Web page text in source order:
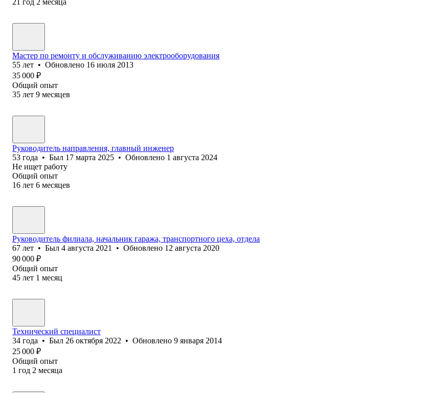
Мастер по ремонту и обслуживанию электрооборудования
55 лет • Обновлено 16 июля 2013
35 000 ₽
Общий опыт
35 лет 9 месяцев
Руководитель направления, главный инженер
53 года • Был 17 марта 2025 • Обновлено 1 августа 2024
Не ищет работу
Общий опыт
16 лет 6 месяцев
Руководитель филиала, начальник гаража, транспортного цеха, отдела
67 лет • Был 4 августа 2021 • Обновлено 12 августа 2020
90 000 ₽
Общий опыт
45 лет 1 месяц
Технический специалист
34 года • Был 26 октября 2022 • Обновлено 9 января 2014
25 000 ₽
Общий опыт
1 год 2 месяца